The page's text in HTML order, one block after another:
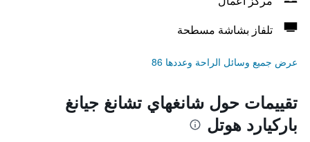
تلفاز بشاشة مسطحة
عرض جميع وسائل الراحة وعددها 86
تقييمات حول شانغهاي تشانغ جيانغ
باركيارد هوتل